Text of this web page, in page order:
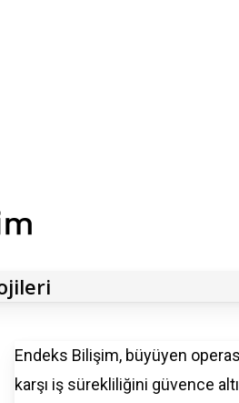
Endeks Bilişim, büyüyen
karşı iş sürekliliğini güvence